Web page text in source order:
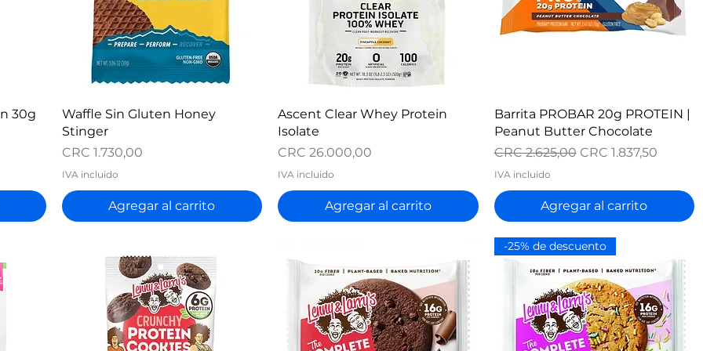
30g
Vista rápida
Waffle Sin Gluten Honey
Stinger
Precio
CRC 1.730,00
IVA incluido
Agregar al carrito
Vista rápida
Ascent Clear Whey Protein
Isolate
Precio
CRC 26.000,00
IVA incluido
Agregar al carrito
Vista rápida
Barrita PROBAR 20g PROTEIN |
Peanut Butter Chocolate
Precio
CRC 2.625,00 Precio de oferta
CRC 1.837,50
IVA incluido
Agregar al carrito
-25% de descuento